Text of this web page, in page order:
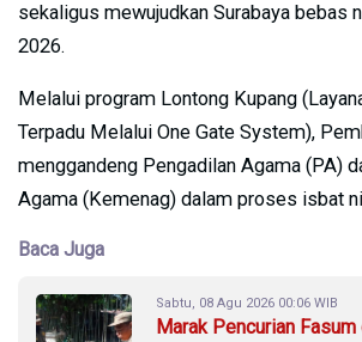
sekaligus mewujudkan Surabaya bebas
2026.
Melalui program Lontong Kupang
Terpadu Melalui One Gate System),
menggandeng Pengadilan Agama (PA)
Agama (Kemenag) dalam proses isbat
Baca Juga
Sabtu, 08 Agu 2026 00:06 WIB
Marak Pencurian Fasum